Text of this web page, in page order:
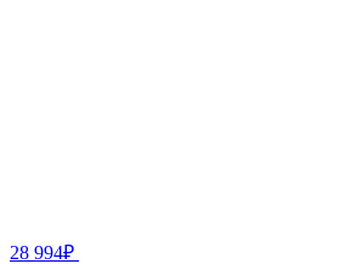
28 994₽